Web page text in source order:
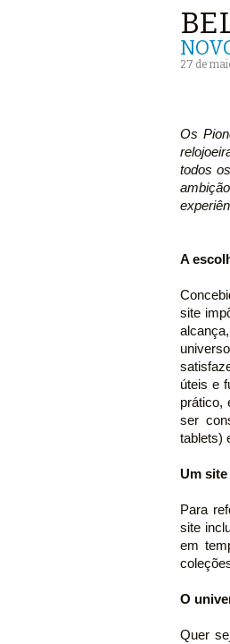
27 de
Os
todos
A
site
úteis e
prático,
ser
tablets)
Um
Para
site
em
O
Quer